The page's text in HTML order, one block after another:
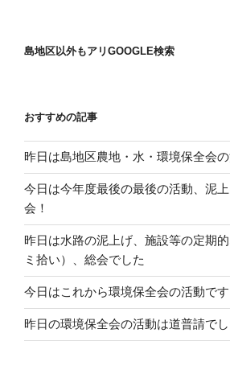
島地区以外もアリGOOGLE検索
おすすめの記事
昨日は島地区農地・水・環境保全会
今日は今年度最後の最後の活動、泥
会！
昨日は水路の泥上げ、施設等の定期
ミ拾い）、総会でした
今日はこれから環境保全会の活動です
昨日の環境保全会の活動は道普請でし